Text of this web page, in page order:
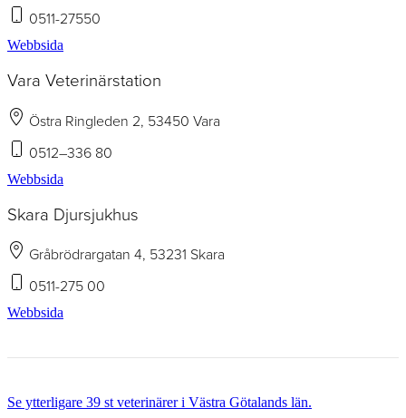
0511-27550
Webbsida
Vara Veterinärstation
Östra Ringleden 2, 53450 Vara
0512–336 80
Webbsida
Skara Djursjukhus
Gråbrödrargatan 4, 53231 Skara
0511-275 00
Webbsida
Se ytterligare 39 st veterinärer i Västra Götalands län.